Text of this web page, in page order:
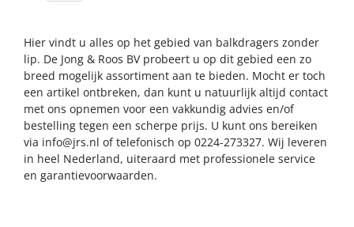
Hier vindt u alles op het gebied van balkdragers zonder
lip. De Jong & Roos BV probeert u op dit gebied een zo
breed mogelijk assortiment aan te bieden. Mocht er toch
een artikel ontbreken, dan kunt u natuurlijk altijd contact
met ons opnemen voor een vakkundig advies en/of
bestelling tegen een scherpe prijs. U kunt ons bereiken
via info@jrs.nl of telefonisch op 0224-273327. Wij leveren
in heel Nederland, uiteraard met professionele service
en garantievoorwaarden.